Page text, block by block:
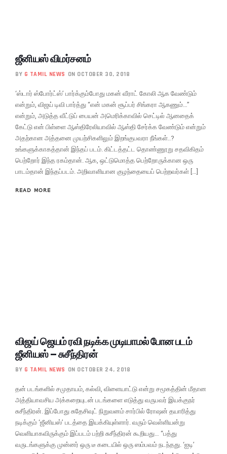
ஜீனியஸ் விமர்சனம்
BY G TAMIL NEWS ON OCTOBER 30, 2018
‘ஸ்டார் ஸ்போர்ட்ஸ்’ பார்க்கும்போது மகன் வீராட் கோலி ஆக வேண்டும்
என்றும், விஜய் டிவி பார்த்து “என் மகன் சூப்பர் சிங்கரா ஆகணும்…”
என்றும், அடுத்த வீட்டுப் பையன் அமெரிக்காவில் செட்டில் ஆனதைக்
கேட்டு என் பிள்ளை ஆஸ்திரேலியாவில் ஆஸ்தி சேர்க்க வேண்டும் என்றும்
அதற்கான அத்தனை முயற்சிகளிலும் இறங்குபவரா நீங்கள்..?
உங்களுக்காகத்தான் இந்தப் படம். கிட்டத்தட்ட தொண்ணூறு சதவிகிதம்
பெற்றோர் இந்த ரகம்தான். ஆக, ஒட்டுமொத்த பெற்றோருக்கான ஒரு
பாடம்தான் இந்தப்படம். அறிவாளியான குழந்தையைப் பெற்றவர்கள் […]
READ MORE
விஜய் ஜெயம் ரவி நடிக்க முடியாமல் போன படம்
ஜீனியஸ் – சுசீந்திரன்
BY G TAMIL NEWS ON OCTOBER 24, 2018
தன் படங்களில் சமுதாயம், கல்வி, விளையாட்டு என்று சமூகத்தின் மீதான
அத்தியாவசிய அக்கறையுடன் படங்களை எடுத்து வருபவர் இயக்குநர்
சுசீந்திரன். இப்போது சுதேசிவுட் நிறுவனம் சார்பில் ரோஷன் தயாரித்து
நடிக்கும் ‘ஜீனியஸ்’ படத்தை இயக்கியுள்ளார். வரும் வெள்ளியன்று
வெளியாகவிருக்கும் இப்படம் பற்றி சுசீந்திரன் கூறியது… “பத்து
வருடங்களுக்கு முன்னர் ஒரு டீ கடையில் ஒரு ஸம்பவம் நடந்தது. ‘ஐடி’